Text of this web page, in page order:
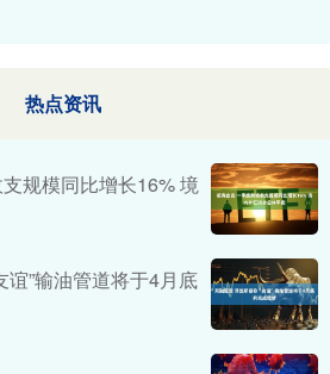
热点资讯
规模同比增长16% 境
谊”输油管道将于4月底